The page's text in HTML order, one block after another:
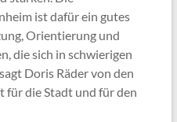
ist dafür ein gutes
Orientierung und
die sich in schwierigen
Doris Räder von den
für die Stadt und für den